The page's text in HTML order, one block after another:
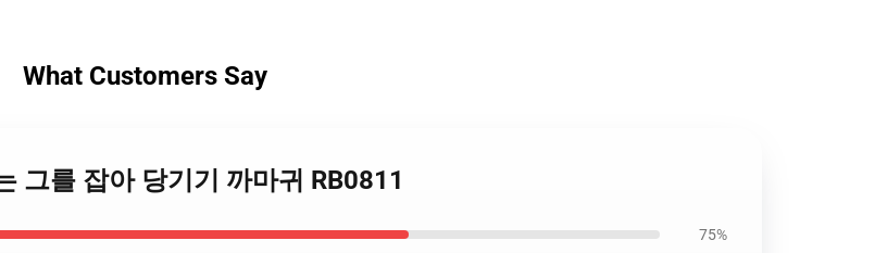
What Customers Say
그를 잡아 당기기 까마귀 RB0811
75%